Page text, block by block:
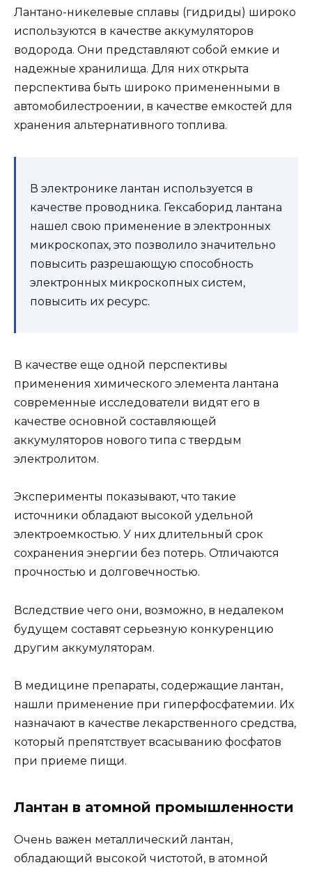
Лантано-никелевые сплавы (гидриды) широко
используются в качестве аккумуляторов
водорода. Они представляют собой емкие и
надежные хранилища. Для них открыта
перспектива быть широко примененными в
автомобилестроении, в качестве емкостей для
хранения альтернативного топлива.
В электронике лантан используется в
качестве проводника. Гексаборид лантана
нашел свою применение в электронных
микроскопах, это позволило значительно
повысить разрешающую способность
электронных микроскопных систем,
повысить их ресурс.
В качестве еще одной перспективы
применения химического элемента лантана
современные исследователи видят его в
качестве основной составляющей
аккумуляторов нового типа с твердым
электролитом.
Эксперименты показывают, что такие
источники обладают высокой удельной
электроемкостью. У них длительный срок
сохранения энергии без потерь. Отличаются
прочностью и долговечностью.
Вследствие чего они, возможно, в недалеком
будущем составят серьезную конкуренцию
другим аккумуляторам.
В медицине препараты, содержащие лантан,
нашли применение при гиперфосфатемии. Их
назначают в качестве лекарственного средства,
который препятствует всасыванию фосфатов
при приеме пищи.
Лантан в атомной промышленности
Очень важен металлический лантан,
обладающий высокой чистотой, в атомной